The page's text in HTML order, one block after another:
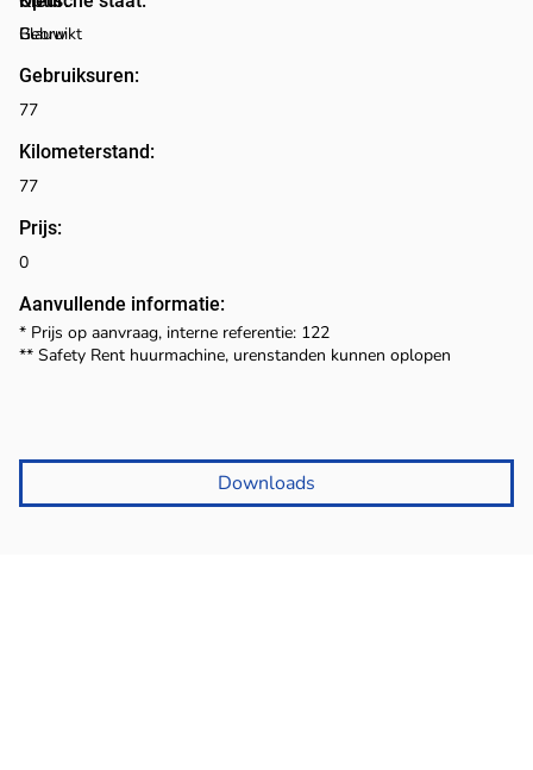
Blauw
Gebruiksuren:
Kilometerstand:
Prijs:
0
Aanvullende informatie:
Gebruikt
77
77
* Prijs op aanvraag, interne referentie: 122
** Safety Rent huurmachine, urenstanden kunnen oplopen
Downloads